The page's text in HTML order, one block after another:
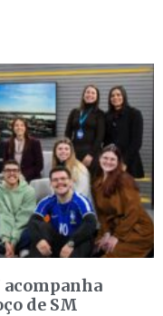
acompanha
de SM